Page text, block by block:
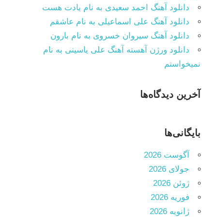
دانلود آهنگ احمد سعیدی به نام یادت هست
دانلود آهنگ علی اسماعیلی به نام عاشقم
دانلود آهنگ سیروان خسروی به نام بارون
دانلود ورژن آهسته آهنگ علی یاسینی به نام
نمیخواستم
آخرین دیدگاه‌ها
بایگانی‌ها
آگوست 2026
جولای 2026
ژوئن 2026
فوریه 2026
ژانویه 2026